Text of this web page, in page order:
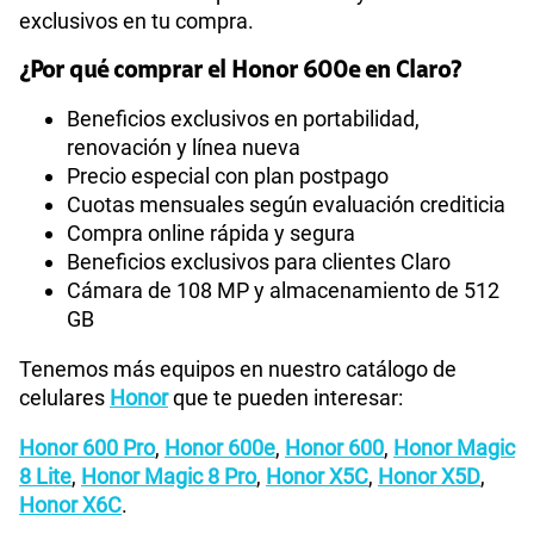
exclusivos en tu compra.
¿Por qué comprar el Honor 600e en Claro?
Beneficios exclusivos en portabilidad,
renovación y línea nueva
Precio especial con plan postpago
Cuotas mensuales según evaluación crediticia
Compra online rápida y segura
Beneficios exclusivos para clientes Claro
Cámara de 108 MP y almacenamiento de 512
GB
Tenemos más equipos en nuestro catálogo de
celulares Honorque te pueden interesar:
Honor 600 Pro, Honor 600e, Honor 600, Honor Magic
8 Lite, Honor Magic 8 Pro, Honor X5C, Honor X5D,
Honor X6C.